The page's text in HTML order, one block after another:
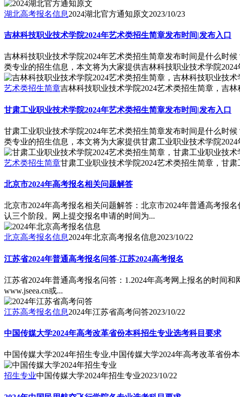
湖北高考报名信息2024湖北官方通知原文2023/10/23
吉林科技职业技术学院2024年艺术类招生简章发布时间|发布入口
吉林科技职业技术学院2024年艺术类招生简章发布时间是什么时
类专业的招生信息，本文将为大家提供吉林科技职业技术学院
艺术类招生简章吉林科技职业技术学院2024艺术类招生简章，吉
甘肃工业职业技术学院2024年艺术类招生简章发布时间|发布入口
甘肃工业职业技术学院2024年艺术类招生简章发布时间是什么时
类专业的招生信息，本文将为大家提供甘肃工业职业技术学院
艺术类招生简章甘肃工业职业技术学院2024艺术类招生简章，甘
北京市2024年高考报名相关问题解答
北京市2024年高考报名相关问题解答：北京市2024年普通高考报
认三个阶段。网上提交报名申请的时间为...
北京高考报名信息2024年北京高考报名信息2023/10/22
江苏省2024年普通高考报名问答-江苏2024高考报名
江苏省2024年普通高考报名问答：1.2024年高考网上报名的时间
www.jseea.cn或...
江苏高考报名信息2024年江苏省高考问答2023/10/22
中国传媒大学2024年高考改革省份本科招生专业选考科目要求
中国传媒大学2024年招生专业,中国传媒大学2024年高考改革省份
招生专业中国传媒大学2024年招生专业2023/10/22